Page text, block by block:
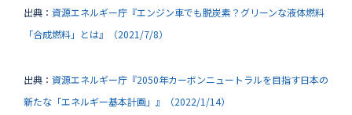
出典： 資源エネルギー庁『エンジン車でも脱炭素？グリーンな液体燃料
「合成燃料」とは』（2021/7/8）
出典： 資源エネルギー庁『2050年カーボンニュートラルを目指す日本の
新たな「エネルギー基本計画」』（2022/1/14）